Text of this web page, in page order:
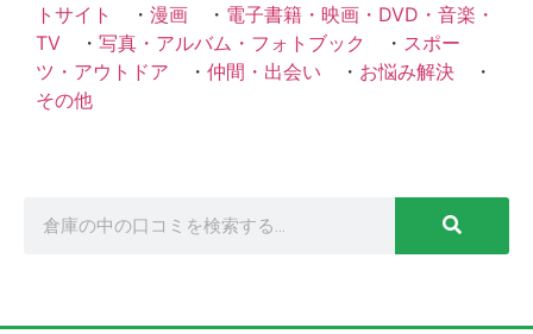
トサイト
・ 漫画 ・ 電子書籍・映画・DVD・音楽・
TV ・ 写真・アルバム・フォトブック ・ スポー
ツ・アウトドア ・ 仲間・出会い ・ お悩み解決 ・
その他